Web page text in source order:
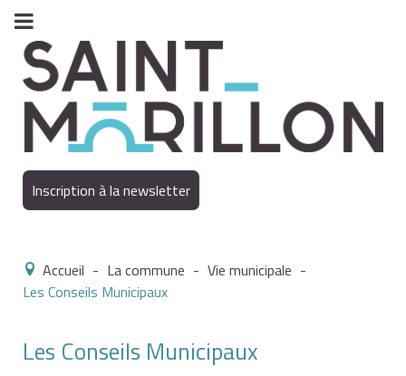
Inscription à la newsletter
Accueil - La commune - Vie municipale -
Les Conseils Municipaux
Les Conseils Municipaux